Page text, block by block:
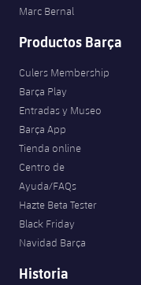
Marc Bernal
Productos Barça
Culers Membership
Barça Play
Entradas y Museo
Barça App
Tienda online
Centro de
Ayuda/FAQs
Hazte Beta Tester
Black Friday
Navidad Barça
Historia